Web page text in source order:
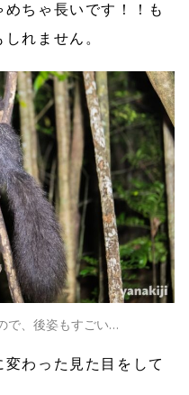
ちゃ長いです！！も
れません。
で、後姿もすごい…
わった見た目をして